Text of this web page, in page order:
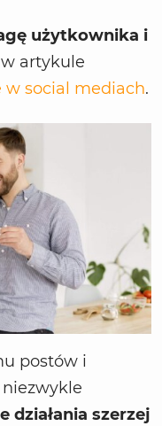
użytkownika i
artykule
social mediach.
postów i
działania szerzej